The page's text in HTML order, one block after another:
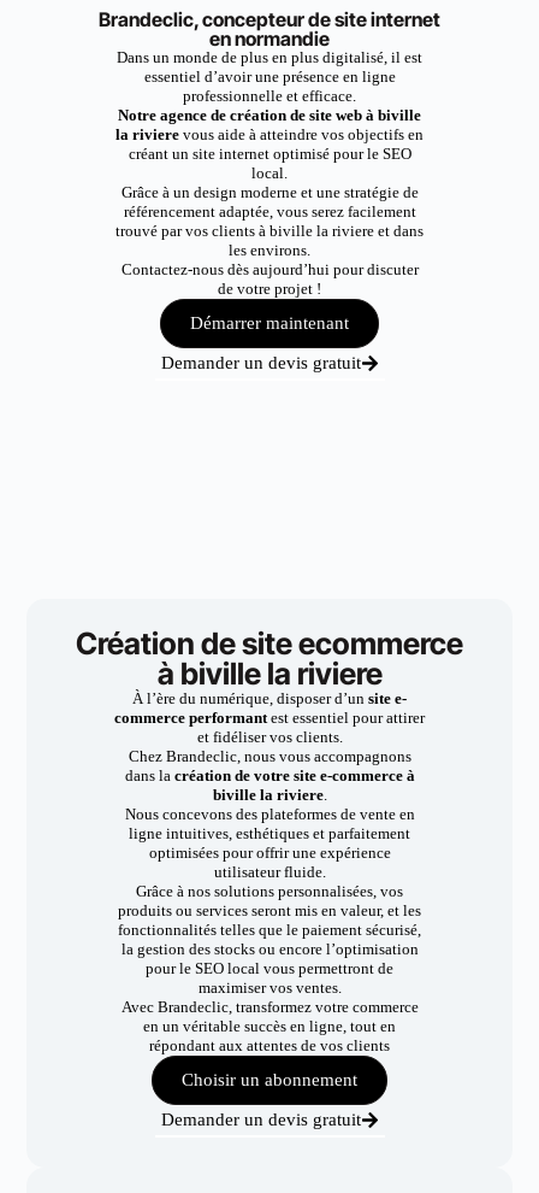
Brandeclic, concepteur de site internet
en normandie
Dans un monde de plus en plus digitalisé, il est
essentiel d’avoir une présence en ligne
professionnelle et efficace.
Notre agence de création de site web à biville
la riviere vous aide à atteindre vos objectifs en
créant un site internet optimisé pour le SEO
local.
Grâce à un design moderne et une stratégie de
référencement adaptée, vous serez facilement
trouvé par vos clients à biville la riviere et dans
les environs.
Contactez-nous dès aujourd’hui pour discuter
de votre projet !
Démarrer maintenant
Demander un devis gratuit
Création de site ecommerce
à biville la riviere
À l’ère du numérique, disposer d’un site e-
commerce performantest essentiel pour attirer
et fidéliser vos clients.
Chez Brandeclic, nous vous accompagnons
dans la création de votre site e-commerce à
biville la riviere.
Nous concevons des plateformes de vente en
ligne intuitives, esthétiques et parfaitement
optimisées pour offrir une expérience
utilisateur fluide.
Grâce à nos solutions personnalisées, vos
produits ou services seront mis en valeur, et les
fonctionnalités telles que le paiement sécurisé,
la gestion des stocks ou encore l’optimisation
pour le SEO local vous permettront de
maximiser vos ventes.
Avec Brandeclic, transformez votre commerce
en un véritable succès en ligne, tout en
répondant aux attentes de vos clients
Choisir un abonnement
Demander un devis gratuit